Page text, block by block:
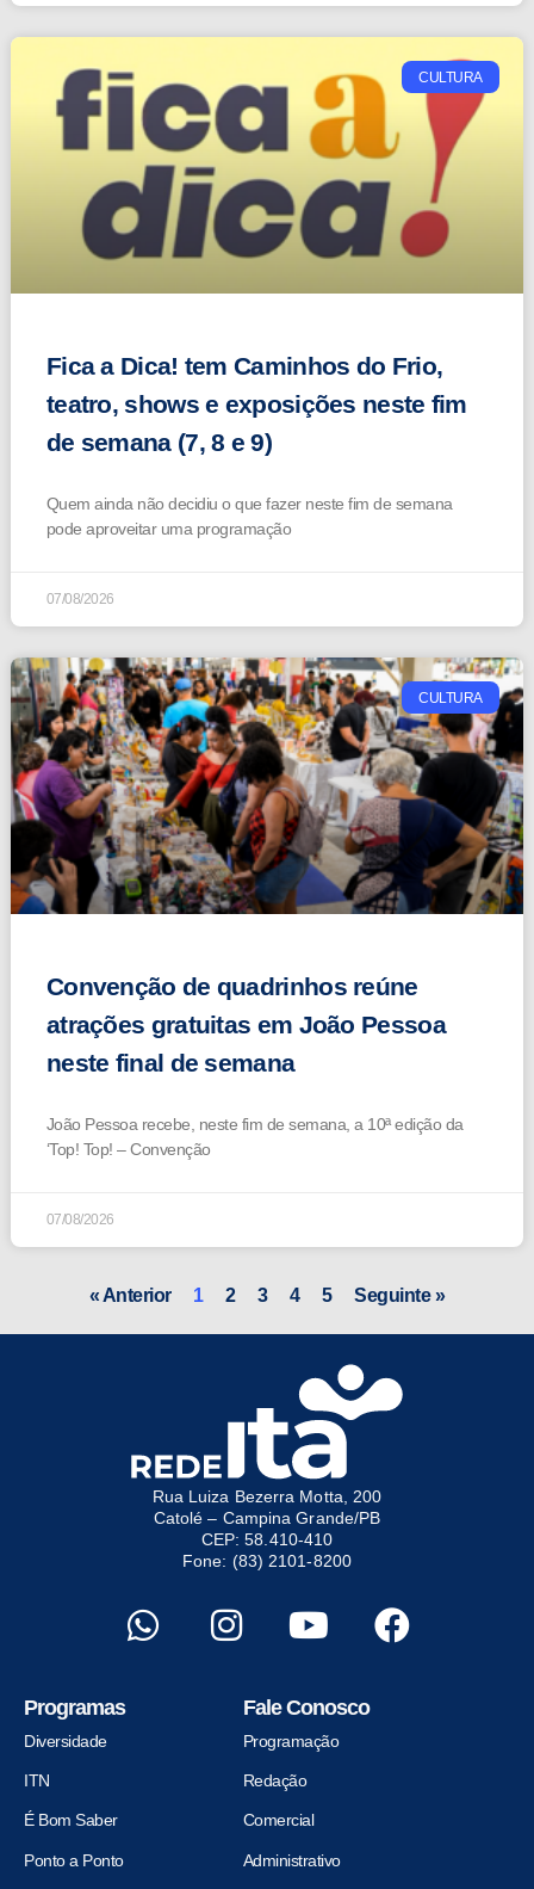
CULTURA
Fica a Dica! tem Caminhos do Frio,
teatro, shows e exposições neste fim
de semana (7, 8 e 9)
Quem ainda não decidiu o que fazer neste fim de semana
pode aproveitar uma programação
07/08/2026
CULTURA
Convenção de quadrinhos reúne
atrações gratuitas em João Pessoa
neste final de semana
João Pessoa recebe, neste fim de semana, a 10ª edição da
‘Top! Top! – Convenção
07/08/2026
« Anterior 1 2 3 4 5 Seguinte »
Rua Luiza Bezerra Motta, 200
Catolé – Campina Grande/PB
CEP: 58.410-410
Fone: (83) 2101-8200
Programas
Diversidade
ITN
É Bom Saber
Ponto a Ponto
Fale Conosco
Programação
Redação
Comercial
Administrativo